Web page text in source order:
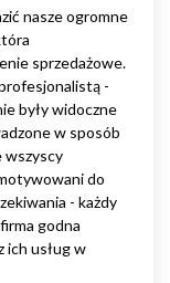
nasze ogromne
sprzedażowe.
-
były widoczne
w sposób
wszyscy
do
- każdy
godna
ich usług w